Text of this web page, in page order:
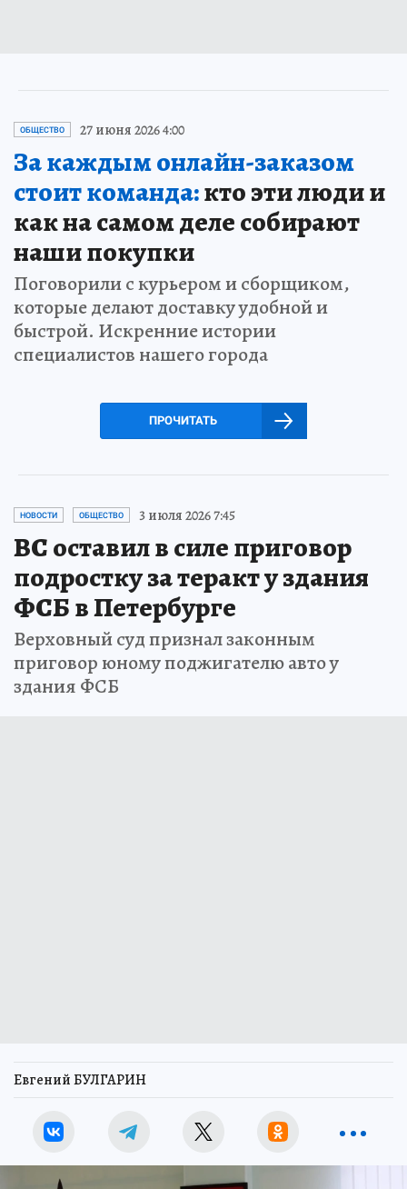
ОБЩЕСТВО 27 июня 2026 4:00
За каждым онлайн-заказом
стоит команда:кто эти люди и
как на самом деле собирают
наши покупки
Поговорили с курьером и сборщиком,
которые делают доставку удобной и
быстрой. Искренние истории
специалистов нашего города
ПРОЧИТАТЬ
НОВОСТИ ОБЩЕСТВО 3 июля 2026 7:45
ВС оставил в силе приговор
подростку за теракт у здания
ФСБ в Петербурге
Верховный суд признал законным
приговор юному поджигателю авто у
здания ФСБ
Евгений БУЛГАРИН